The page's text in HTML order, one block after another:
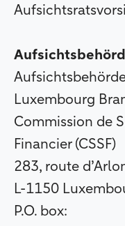
Luxembourg
Commission de
Financier (CSSF)
283, route
L-1150
P.O. box: